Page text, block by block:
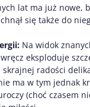
lat ma już nowe,
się także do
Na widok
eksploduje
skrajnej radości
ma w tym jednak
(choć czasem